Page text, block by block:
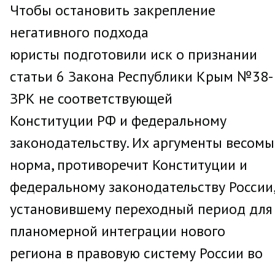
Чтобы остановить закрепление
негативного подхода
юристы подготовили иск о признании
статьи 6 Закона Республики Крым №38-
ЗРК не соответствующей
Конституции РФ и федеральному
законодательству. Их аргументы
норма, противоречит Конституции и
федеральному законодательству России,
установившему переходный период для
планомерной интеграции нового
региона в правовую систему России во